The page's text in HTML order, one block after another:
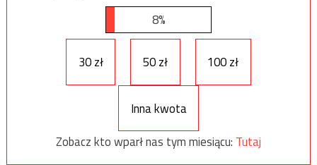
8%
30 zł 50 zł 100 zł
Inna kwota
Zobacz kto wparł nas tym miesiącu: Tutaj